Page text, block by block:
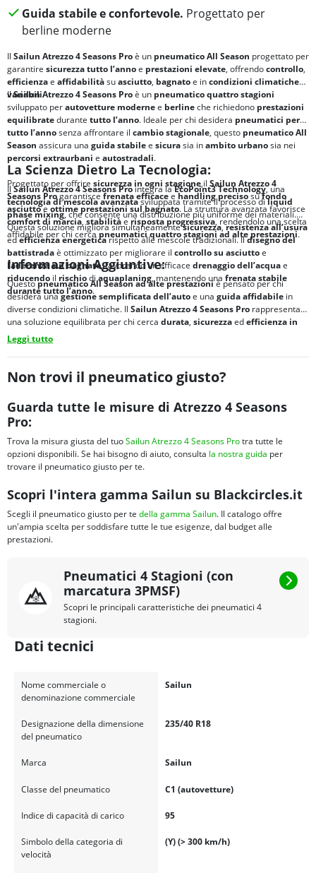
Guida stabile e confortevole. Progettato per
berline moderne
Il Sailun Atrezzo 4 Seasons Proè un pneumatico All Season progettato per
garantire sicurezza tutto l’annoe prestazioni elevate, offrendocontrollo,
efficienzae affidabilitàsuasciutto, bagnatoe incondizioni climatiche
variabili.
IlSailun Atrezzo 4 Seasons Proè un pneumatico quattro stagioni
sviluppato perautovetture modernee berlineche richiedono prestazioni
equilibratedurante tutto l’anno. Ideale per chi desidera pneumatici per
tutto l’annosenza affrontare il cambio stagionale, questo pneumatico All
Season assicura una guida stabilee sicurasia inambito urbanosia nei
percorsi extraurbani e autostradali.
Progettato per offrire sicurezza in ogni stagione,ilSailun Atrezzo 4
Seasons Progarantiscefrenata efficaceehandling precisosufondo
asciuttoeottime prestazioni sul bagnato. La struttura avanzata favorisce
comfort di marcia,stabilitàerisposta progressiva, rendendolo una scelta
affidabile per chi cercapneumatici quattro stagioni ad alte prestazioni.
La Scienza Dietro La Tecnologia:
IlSailun Atrezzo 4 Seasons Prointegra laEcoPoint3 Technology, una
tecnologia di mescola avanzatasviluppata tramite il processo diliquid
phase mixing, che consente una distribuzione più uniforme dei materiali.
Questa soluzione migliora simultaneamentesicurezza,resistenza all’usura
edefficienza energeticarispetto alle mescole tradizionali. Ildisegno del
battistradaè ottimizzato per migliorare il controllo su asciuttoe
l’aderenza sul bagnato, favorendo un efficace drenaggio dell’acquae
riducendo il rischiodiaquaplaning, mantenendo una frenata stabile
durante tutto l’anno.
Informazioni Aggiuntive:
Questopneumatico All Season ad alte prestazioniè pensato per chi
desidera unagestione semplificata dell’autoe una guida affidabile in
diverse condizioni climatiche. Il Sailun Atrezzo 4 Seasons Pro rappresenta
una soluzione equilibrata per chi cerca durata, sicurezzaedefficienza in
un unico pneumatico quattro stagioni
Leggi tutto
Non trovi il pneumatico giusto?
Guarda tutte le misure di Atrezzo 4 Seasons
Pro:
Trova la misura giusta del tuoSailun Atrezzo 4 Seasons Protra tutte le
opzioni disponibili. Se hai bisogno di aiuto, consulta la nostra guida per
trovare il pneumatico giusto per te.
Scopri l'intera gamma Sailun su Blackcircles.it
Scegli il pneumatico giusto per te della gamma Sailun. Il catalogo offre
un'ampia scelta per soddisfare tutte le tue esigenze, dal budget alle
prestazioni.
Pneumatici 4 Stagioni (con
marcatura 3PMSF)
Scopri le principali caratteristiche dei pneumatici 4
stagioni.
Dati tecnici
Nome commerciale o
denominazione commerciale
Sailun
Designazione della dimensione
del pneumatico
235/40 R18
Marca Sailun
Classe del pneumatico C1 (autovetture)
Indice di capacità di carico 95
Simbolo della categoria di
velocità
(Y) (> 300 km/h)